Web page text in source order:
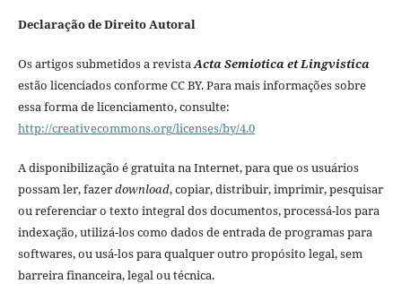
Declaração de Direito Autoral
Os artigos submetidos a revistaActa Semiotica et Lingvistica
estão licenciados conforme CC BY. Para mais informações sobre
essa forma de licenciamento, consulte:
http://creativecommons.org/licenses/by/4.0
A disponibilização é gratuita na Internet, para que os usuários
possam ler, fazerdownload, copiar, distribuir, imprimir, pesquisar
ou referenciar o texto integral dos documentos, processá-los para
indexação, utilizá-los como dados de entrada de programas para
softwares, ou usá-los para qualquer outro propósito legal, sem
barreira financeira, legal ou técnica.